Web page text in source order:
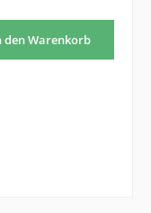
oder benutze die
den Warenkorb